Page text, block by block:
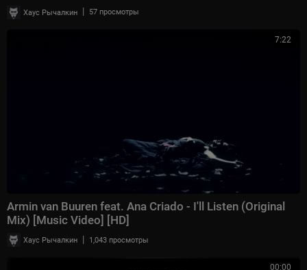
Хаус Рычалкин | 57 просмотры
7:22
⁣Armin van Buuren feat. Ana Criado - I'll Listen (Original
Mix) [Music Video] [HD]
Хаус Рычалкин | 1,043 просмотры
00:00